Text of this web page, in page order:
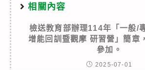
相關內容
檢送教育部辦理114年「一般/
增能回訓暨觀摩 研習營」簡章
參加。
2025-07-01